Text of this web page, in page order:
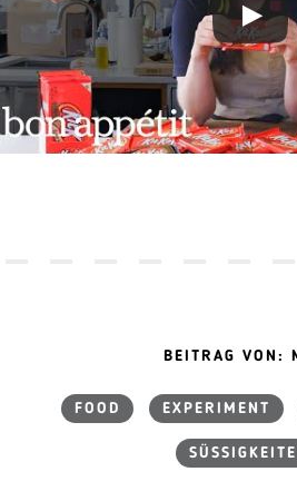
BEITRAG VON:
FOOD EXPERIMENT
SÜSSIGKEITEN